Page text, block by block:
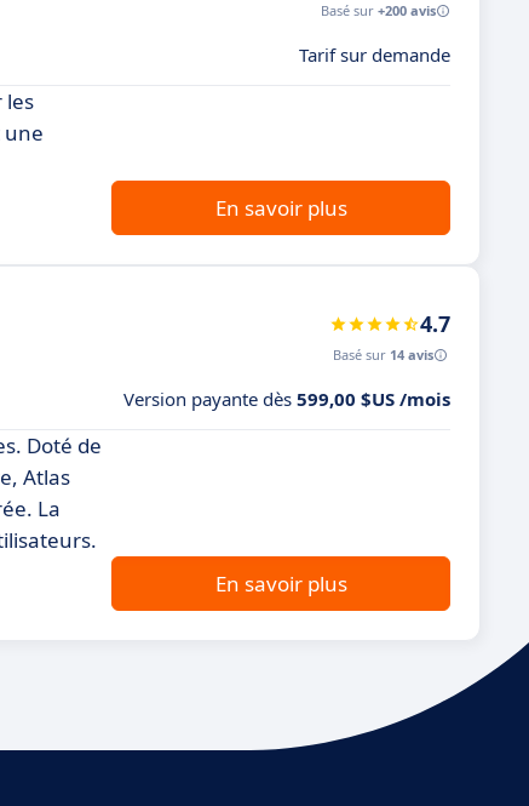
Basé sur +200 avis
Tarif sur demande
les
une
En savoir plus
4.7
Basé sur 14 avis
Version payante dès 599,00 $US /mois
Doté de
Atlas
La
En savoir plus